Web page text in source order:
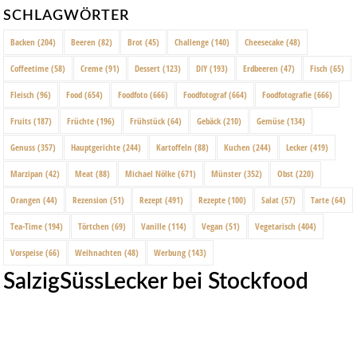
SCHLAGWÖRTER
Backen (204) Beeren (82) Brot (45) Challenge (140) Cheesecake (48)
Coffeetime (58) Creme (91) Dessert (123) DIY (193) Erdbeeren (47) Fisch (65)
Fleisch (96) Food (654) Foodfoto (666) Foodfotograf(664) Foodfotografie (666)
Fruits (187) Früchte (196) Frühstück (64) Gebäck (210) Gemüse (134)
Genuss (357) Hauptgerichte (244) Kartoffeln (88) Kuchen (244) Lecker (419)
Marzipan (42) Meat (88) Michael Nölke (671) Münster (352) Obst (220)
Orangen (44) Rezension (51) Rezept (491) Rezepte (100) Salat (57) Tarte (64)
Tea-Time (194) Törtchen (69) Vanille (114) Vegan (51) Vegetarisch (404)
Vorspeise (66) Weihnachten (48) Werbung (143)
SalzigSüssLecker bei Stockfood